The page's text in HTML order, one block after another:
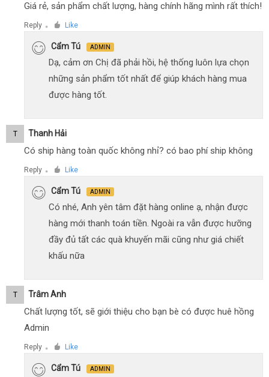
Giá rẻ, sản phẩm chất lượng, hàng chính hãng mình rất thích!
Reply ● Like
Cẩm Tú ADMIN
Dạ, cảm ơn Chị đã phải hồi, hệ thống luôn lựa chọn
những sản phẩm tốt nhất để giúp khách hàng mua
được hàng tốt.
T Thanh Hải
Có ship hàng toàn quốc không nhỉ? có bao phí ship không
Reply ● Like
Cẩm Tú ADMIN
Có nhé, Anh yên tâm đặt hàng online ạ, nhận được
hàng mới thanh toán tiền. Ngoài ra vẫn được hưỡng
đầy đủ tất các quà khuyến mãi cũng như giá chiết
khấu nữa
T Trâm Anh
Chất lượng tốt, sẽ giới thiệu cho bạn bè có được huê hồng
Admin
Reply ● Like
Cẩm Tú ADMIN